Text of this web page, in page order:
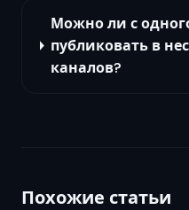
Можно ли с
публиковать в
каналов?
Похожие статьи